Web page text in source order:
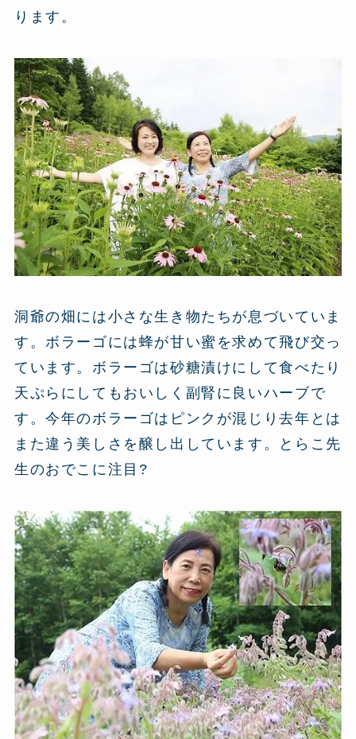
ります。
洞爺の畑には小さな生き物たちが息づいていま
す。ボラーゴには蜂が甘い蜜を求めて飛び交っ
ています。ボラーゴは砂糖漬けにして食べたり
天ぷらにしてもおいしく副腎に良いハーブで
す。今年のボラーゴはピンクが混じり去年とは
また違う美しさを醸し出しています。とらこ先
生のおでこに注目?